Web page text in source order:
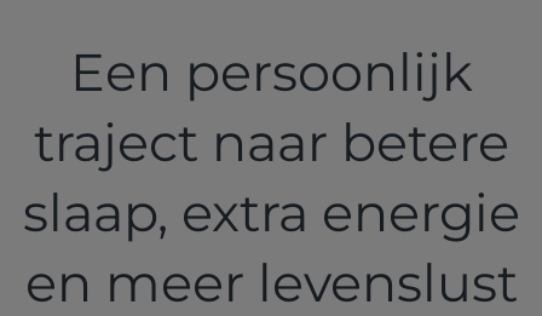
Een persoonlijk
traject naar betere
slaap, extra energie
en meer levenslust